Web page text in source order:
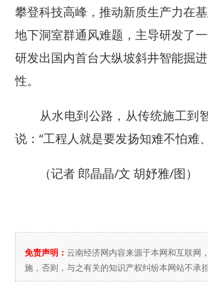
攀登科技高峰，推动新质生产力在
地下洞室群通风难题，主导研发了
研发出国内首台大纵坡斜井智能掘
性。
从水电到公路，从传统施工到智
说：“工程人就是要发扬知难不怕难
（记者 郎晶晶/文 胡妤雅/图）
免责声明： 云南经济网内容来源于本网和互联网
施，否则，与之有关的知识产权纠纷本网站不承
中企承